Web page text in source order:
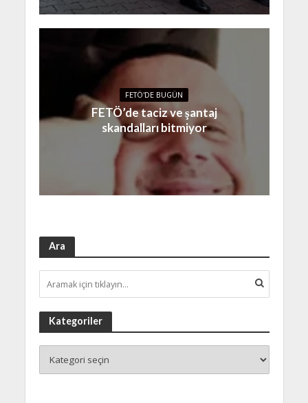
FETÖ'DE BUGÜN
FETÖ’de taciz ve şantaj
skandalları bitmiyor
Ara
Kategoriler